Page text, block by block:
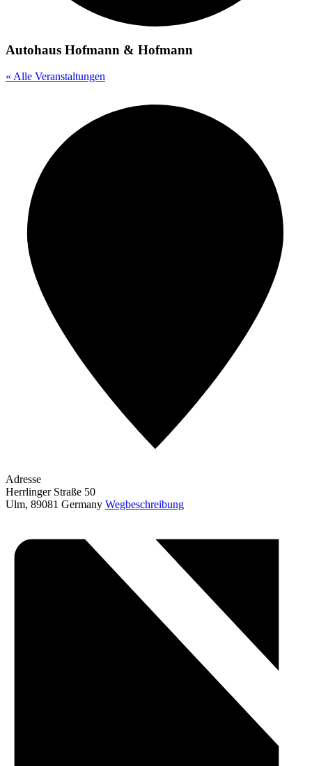
Autohaus Hofmann & Hofmann
« Alle Veranstaltungen
Adresse
Herrlinger Straße 50
Ulm, 89081 Germany Wegbeschreibung